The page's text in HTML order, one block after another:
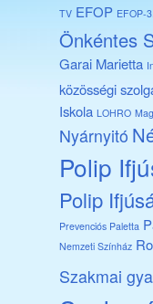
TV EFOP EFOP-
Önkéntes
Garai Marietta
közösségi
Iskola LOHRO
Nyárnyitó
Polip
Polip
Prevenciós Paletta
Nemzeti Színház
Szakmai